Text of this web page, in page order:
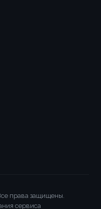
права защищены.
сервиса